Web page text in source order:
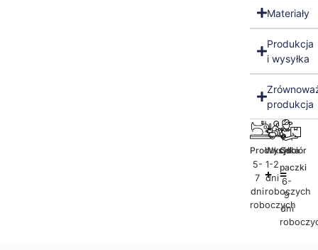
Materiały
Produkcja
i wysyłka
produkcja
Produkcja
5-
7
dni
roboczych
Wysyłka
1-2
dni
roboczych
Odbiór
paczki
6-
9
dni